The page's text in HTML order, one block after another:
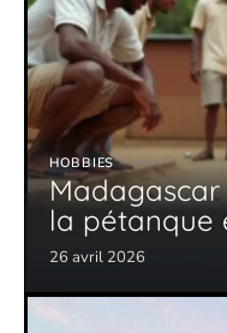
HOBBIES
la pétanque
26 avril 2026